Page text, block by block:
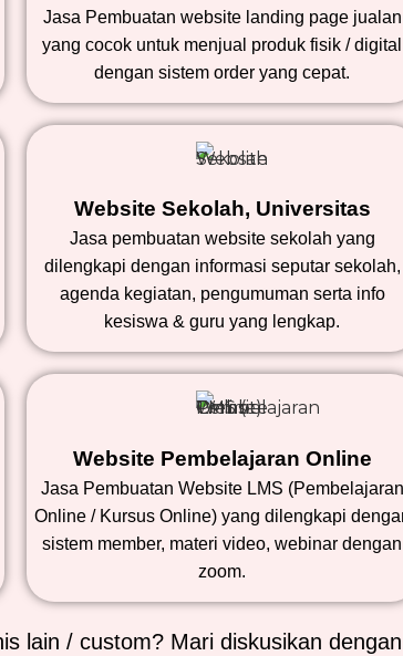
Jasa Pembuatan website landing page jualan
yang cocok untuk menjual produk fisik / digital
dengan sistem order yang cepat.
Website Sekolah, Universitas
Jasa pembuatan website sekolah yang
dilengkapi dengan informasi seputar sekolah,
agenda kegiatan, pengumuman serta info
kesiswa & guru yang lengkap.
Website Pembelajaran Online
Jasa Pembuatan Website LMS (Pembelajaran
Online / Kursus Online) yang dilengkapi
sistem member, materi video, webinar dengan
zoom.
lain / custom? Mari diskusikan